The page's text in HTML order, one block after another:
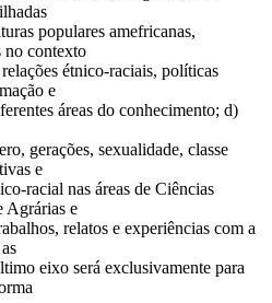
populares amefricanas,
no contexto
étnico-raciais, políticas
e
áreas do conhecimento; d)
gerações, sexualidade, classe
e
racial nas áreas de Ciências
Agrárias e
relatos e experiências com a
eixo será exclusivamente para